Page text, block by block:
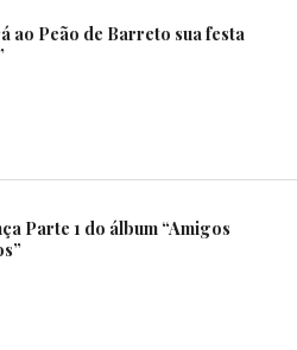
ao Peão de Barreto sua festa
Parte 1 do álbum “Amigos